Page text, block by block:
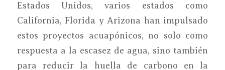
Estados Unidos, varios estados como
California, Florida y Arizona han impulsado
estos proyectos acuapónicos, no solo como
respuesta a la escasez de agua, sino también
para reducir la huella de carbono en la